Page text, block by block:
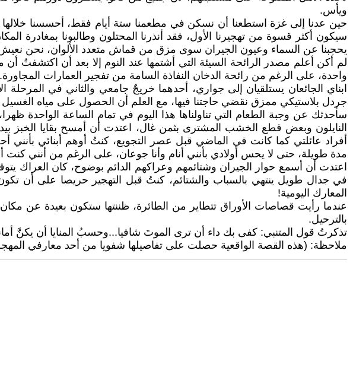
ويأس.
حين عدنا إلى غزة استطعنا أن نسكن في مطعمنا ستة أيام فقط، أحسسنا خلالها
سيكون أكثر قسوة من تهجيرنا الأول، فقد أنذرنا المحتلون وطالبونا بمغادرة
يحجبنا عن السماء وعيون الجيران سوى مزق من قماش متعدد الألوان، نحن
لم أكن أعلم مصدر الرائحة السيئة التي أشتمها عند النوم إلا بعد أن اكتشفتُ
واحدة، على الرغم من رائحة الدخان النفاذة السامة من تفجير العمارات المجاورة.
ابناي الجائعان يستلقيان إلى جواري، أحدهما خريجٌ جامعي والثاني في المرحلة
جردل بلاستيكي ممزق نقضي حاجتنا فيها، مع العلم أن الحصول على مياه
سأحدثك عن وجبة الطعام التي تناولناها هذا اليوم في تمام الساعة الواحدة
النايلون وبعض قطع الخشب المشترى بثمن غال، اعتدت أن أمسح بقايا الخبز
أفراد عائلتي كما كانت في الماضي قبل عصر التجويع، كنتُ أوهم أبنائي
مدة طويلة، حتى لا يحس أولادي بأنني أنام وأنا جوعان، على الرغم من
اعتدت أن أسمع حوار الجيران وشتائمهم وعراكهم الدائم بوضوح، كان العراك
في جدال طويل ينتهي بالسباب والشتائم، كنتُ قبل التهجير حريصا على أن تكون
المعارك اليومية!
عندما رأيت قصاصات الأوراق تتطاير من الطائرة، ظننتها ستكون بعيدة عن
بالترحيل.
تذكرتُ قول المتنبي: كفى بك داء أن ترى الموتَ شافيا...وحسبُ المنايا أن يكنَّ
ملاحظة: (هذه القصة الواقعية حصلت على تفاصيلها شفويا من أحد معارفي